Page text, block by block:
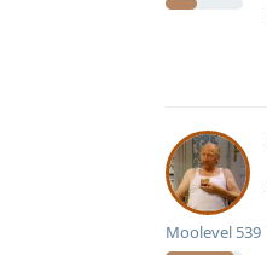
Moolevel 539